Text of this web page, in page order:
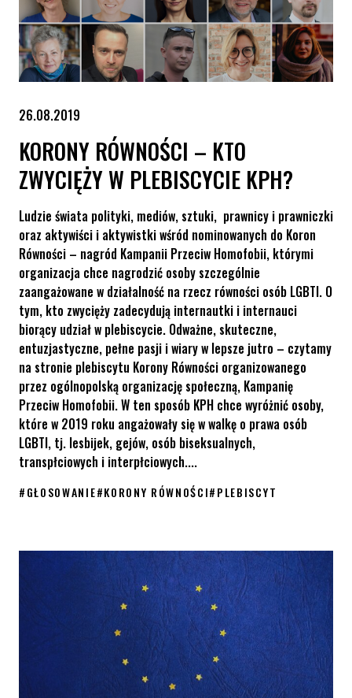
26.08.2019
KORONY RÓWNOŚCI – KTO
ZWYCIĘŻY W PLEBISCYCIE KPH?
Ludzie świata polityki, mediów, sztuki, prawnicy i prawniczki
oraz aktywiści i aktywistki wśród nominowanych do Koron
Równości – nagród Kampanii Przeciw Homofobii, którymi
organizacja chce nagrodzić osoby szczególnie
zaangażowane w działalność na rzecz równości osób LGBTI. O
tym, kto zwycięży zadecydują internautki i internauci
biorący udział w plebiscycie. Odważne, skuteczne,
entuzjastyczne, pełne pasji i wiary w lepsze jutro – czytamy
na stronie plebiscytu Korony Równości organizowanego
przez ogólnopolską organizację społeczną, Kampanię
Przeciw Homofobii. W ten sposób KPH chce wyróżnić osoby,
które w 2019 roku angażowały się w walkę o prawa osób
LGBTI, tj. lesbijek, gejów, osób biseksualnych,
transpłciowych i interpłciowych....
#GŁOSOWANIE#KORONY RÓWNOŚCI#PLEBISCYT